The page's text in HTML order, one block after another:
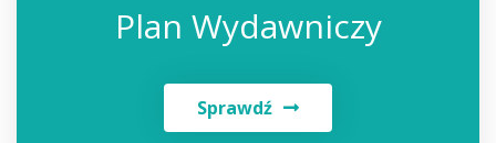
Plan Wydawniczy
Sprawdź